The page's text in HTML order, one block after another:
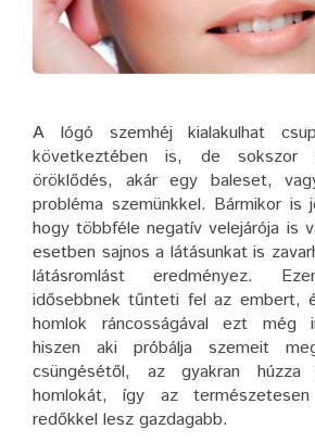
A lógó szemhéj kialakulhat
következtében is, de sokszor
öröklődés, akár egy baleset,
probléma szemünkkel. Bármikor
hogy többféle negatív velejárója is
esetben sajnos a látásunkat is
látásromlást eredményez.
idősebbnek tűnteti fel az embert,
homlok ráncosságával ezt még
hiszen aki próbálja szemeit
csüngésétől, az gyakran húzza
homlokát, így az
redőkkel lesz gazdagabb.